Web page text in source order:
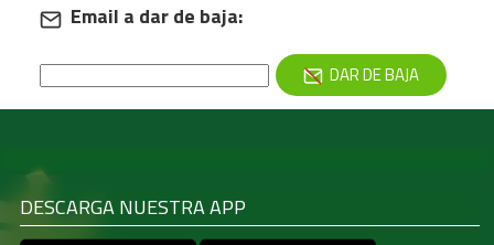
Email a dar de baja:
DAR DE BAJA
DESCARGA NUESTRA APP